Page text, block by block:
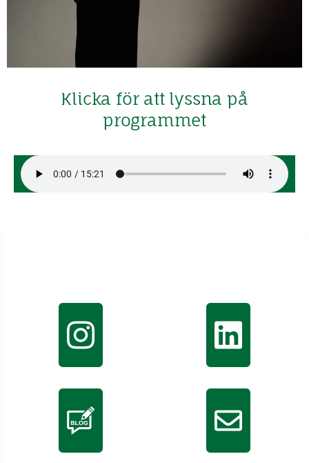
Klicka för att lyssna på
programmet​